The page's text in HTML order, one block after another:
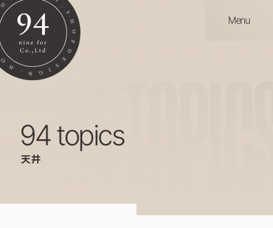
Menu
94
94 topics
天井